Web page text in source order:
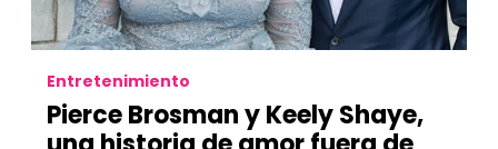
Entretenimiento
Pierce Brosman y Keely Shaye,